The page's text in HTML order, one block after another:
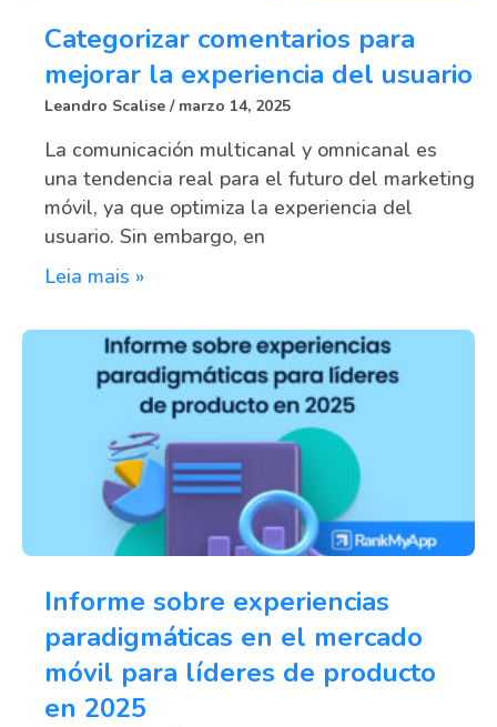
Categorizar comentarios para
mejorar la experiencia del usuario
Leandro Scalise marzo 14, 2025
La comunicación multicanal y omnicanal es
una tendencia real para el futuro del marketing
móvil, ya que optimiza la experiencia del
usuario. Sin embargo, en
Leia mais »
Informe sobre experiencias
paradigmáticas en el mercado
móvil para líderes de producto
en 2025